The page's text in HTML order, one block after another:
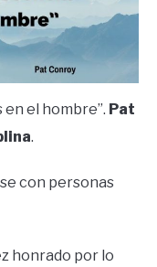
en el hombre”. Pat
.
con personas
honrado por lo